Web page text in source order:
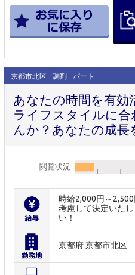
京都市北区 調剤 パート
あなたの時間を有効
ライフスタイルに
んか？あなたの成長
閲覧状況
時給2,000円～
考慮して決定いた
い！
京都府 京都市北区